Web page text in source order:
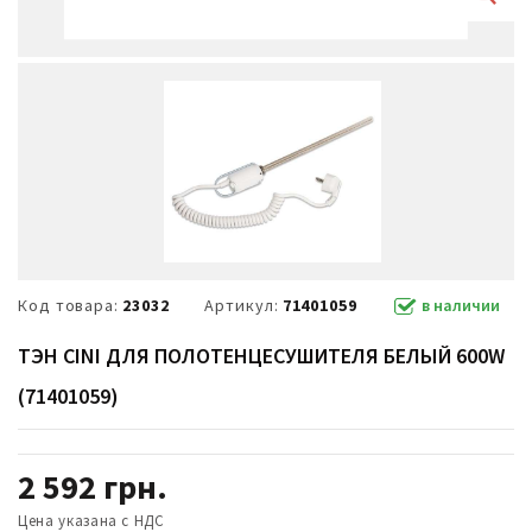
Код товара: 23032 Артикул: 71401059 в наличии
ТЭН CINI ДЛЯ ПОЛОТЕНЦЕСУШИТЕЛЯ БЕЛЫЙ 600W
(71401059)
2 592 грн.
Цена указана с НДС